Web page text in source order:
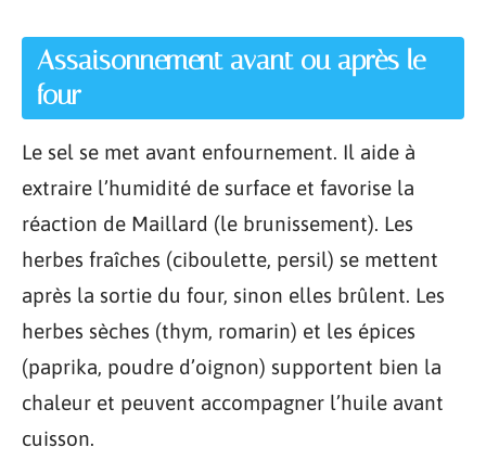
Assaisonnement avant ou après le
four
Le sel se met avant enfournement. Il aide à
extraire l’humidité de surface et favorise la
réaction de Maillard (le brunissement). Les
herbes fraîches (ciboulette, persil) se mettent
après la sortie du four, sinon elles brûlent. Les
herbes sèches (thym, romarin) et les épices
(paprika, poudre d’oignon) supportent bien la
chaleur et peuvent accompagner l’huile avant
cuisson.